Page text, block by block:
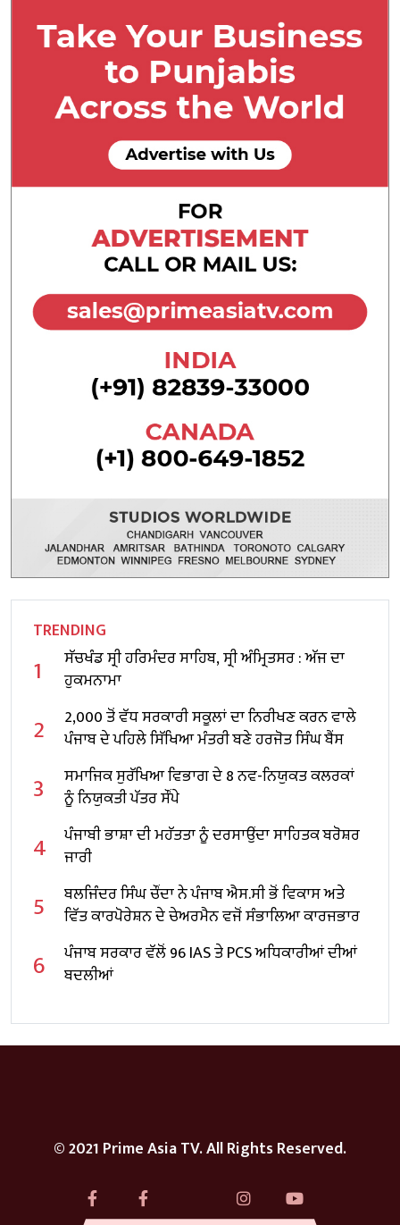
TRENDING
1
ਸੱਚਖੰਡ ਸ੍ਰੀ ਹਰਿਮੰਦਰ ਸਾਹਿਬ, ਸ੍ਰੀ ਅੰਮ੍ਰਿਤਸਰ : ਅੱਜ ਦਾ
ਹੁਕਮਨਾਮਾ
2
2,000 ਤੋਂ ਵੱਧ ਸਰਕਾਰੀ ਸਕੂਲਾਂ ਦਾ ਨਿਰੀਖਣ ਕਰਨ ਵਾਲੇ
ਪੰਜਾਬ ਦੇ ਪਹਿਲੇ ਸਿੱਖਿਆ ਮੰਤਰੀ ਬਣੇ ਹਰਜੋਤ ਸਿੰਘ ਬੈਂਸ
3
ਸਮਾਜਿਕ ਸੁਰੱਖਿਆ ਵਿਭਾਗ ਦੇ 8 ਨਵ-ਨਿਯੁਕਤ ਕਲਰਕਾਂ
ਨੂੰ ਨਿਯੁਕਤੀ ਪੱਤਰ ਸੌਂਪੇ
4
ਪੰਜਾਬੀ ਭਾਸ਼ਾ ਦੀ ਮਹੱਤਤਾ ਨੂੰ ਦਰਸਾਉਂਦਾ ਸਾਹਿਤਕ ਬਰੋਸ਼ਰ
ਜਾਰੀ
5
ਬਲਜਿੰਦਰ ਸਿੰਘ ਚੌਂਦਾ ਨੇ ਪੰਜਾਬ ਐਸ.ਸੀ ਭੋਂ ਵਿਕਾਸ ਅਤੇ
ਵਿੱਤ ਕਾਰਪੋਰੇਸ਼ਨ ਦੇ ਚੇਅਰਮੈਨ ਵਜੋਂ ਸੰਭਾਲਿਆ ਕਾਰਜਭਾਰ
6
ਪੰਜਾਬ ਸਰਕਾਰ ਵੱਲੋਂ 96 IAS ਤੇ PCS ਅਧਿਕਾਰੀਆਂ ਦੀਆਂ
ਬਦਲੀਆਂ
© 2021 Prime Asia TV. All Rights Reserved.